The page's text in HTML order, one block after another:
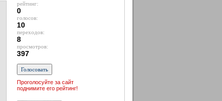
рейтинг:
0
голосов:
10
переходов:
8
просмотров:
397
Проголосуйте за сайт
поднимите его рейтинг!